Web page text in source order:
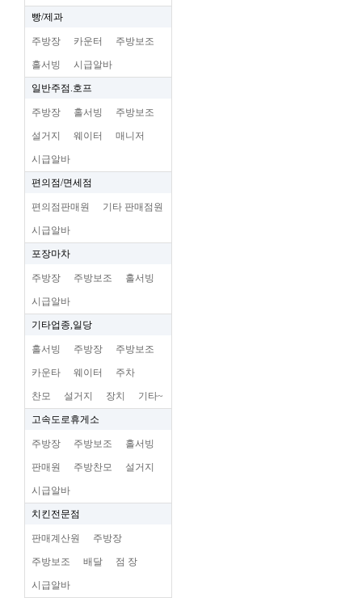
빵/제과
주방장 카운터 주방보조
홀서빙 시급알바
일반주점.호프
주방장 홀서빙 주방보조
설거지 웨이터 매니저
시급알바
편의점/면세점
편의점판매원 기타 판매점원
시급알바
포장마차
주방장 주방보조 홀서빙
시급알바
기타업종,일당
홀서빙 주방장 주방보조
카운타 웨이터 주차
찬모 설거지 장치 기타~
고속도로휴게소
주방장 주방보조 홀서빙
판매원 주방찬모 설거지
시급알바
치킨전문점
판매계산원 주방장
주방보조 배달 점 장
시급알바